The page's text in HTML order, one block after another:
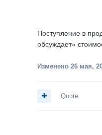
Поступление в
обсуждает»
Изменено 26 мая,
Quote